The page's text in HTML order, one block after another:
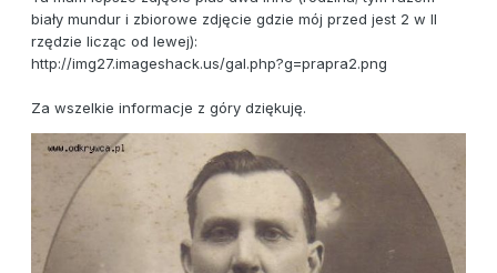
biały mundur i zbiorowe zdjęcie gdzie mój przed jest 2 w II
rzędzie licząc od lewej):
http://img27.imageshack.us/gal.php?g=prapra2.png
Za wszelkie informacje z góry dziękuję.